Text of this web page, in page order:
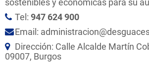
Tel: 947 624 900
Email:
Dirección: Calle Alcalde Martín
09007, Burgos